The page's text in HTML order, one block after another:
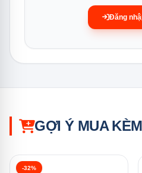
toàn yên tâm khi lựa chọn
Đăng
GỢI Ý MUA KÈM
-32%